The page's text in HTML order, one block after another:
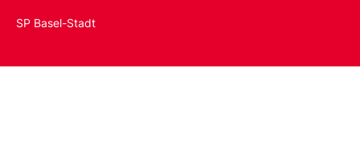
SP Basel-Stadt